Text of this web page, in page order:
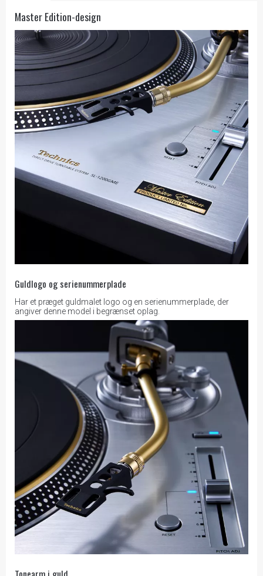
Master Edition-design
Guldlogo og serienummerplade
Har et præget guldmalet logo og en serienummerplade, der
angiver denne model i begrænset oplag.